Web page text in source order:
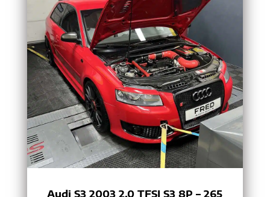
Audi S3 2003 2.0 TFSI S3 8P – 265